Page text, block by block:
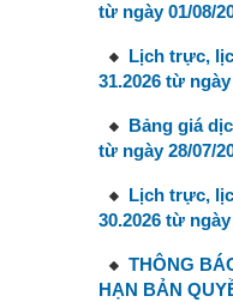
từ ngày 01/08/
Lịch trực,
31.2026 từ ngày
Bảng giá
từ ngày 28/07/
Lịch trực,
30.2026 từ ngày
THÔNG
HẠN BẢN